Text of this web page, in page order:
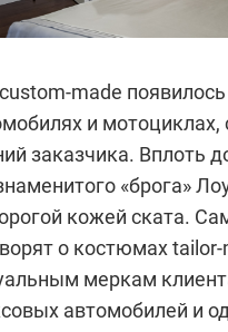
made
и мотоциклах,
заказчика. Вплоть
«брога»
кожей ската.
о костюмах
меркам
автомобилей и